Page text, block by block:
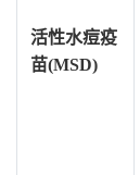
活性水痘疫
苗(MSD)